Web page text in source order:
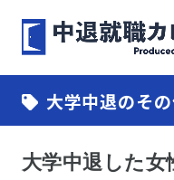
大学中退のそ
大学中退した